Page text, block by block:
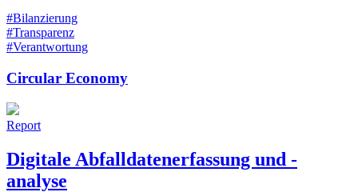
#Bilanzierung
#Transparenz
#Verantwortung
Circular Economy
Report
Digitale Abfalldatenerfassung und -
analyse